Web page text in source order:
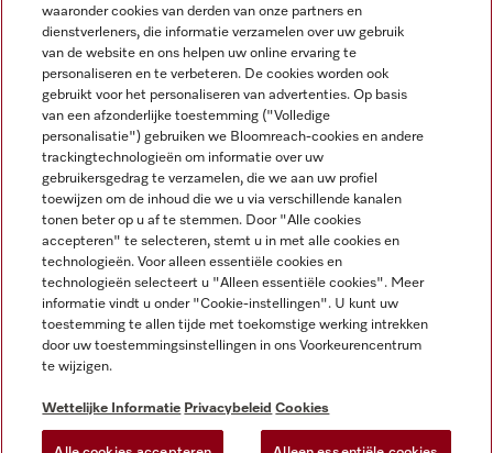
Wettelijke Informatie
Algemene voorwaarden
Privacybeleid
Gebruiksvoorwaarden
Toegankelijkheidsverklaring
Digital Services Act
Miele op Facebook
Miele op Youtube
Miele op Instagram
Miele op Pinterest
waaronder cookies van derden van onze partners en
dienstverleners, die informatie verzamelen over uw gebruik
van de website en ons helpen uw online ervaring te
personaliseren en te verbeteren. De cookies worden ook
gebruikt voor het personaliseren van advertenties. Op basis
van een afzonderlijke toestemming ("Volledige
personalisatie") gebruiken we Bloomreach-cookies en andere
trackingtechnologieën om informatie over uw
gebruikersgedrag te verzamelen, die we aan uw profiel
toewijzen om de inhoud die we u via verschillende kanalen
tonen beter op u af te stemmen. Door "Alle cookies
accepteren" te selecteren, stemt u in met alle cookies en
technologieën. Voor alleen essentiële cookies en
technologieën selecteert u "Alleen essentiële cookies". Meer
informatie vindt u onder "Cookie-instellingen". U kunt uw
toestemming te allen tijde met toekomstige werking intrekken
door uw toestemmingsinstellingen in ons Voorkeurencentrum
te wijzigen.
Wettelijke Informatie Privacybeleid Cookies